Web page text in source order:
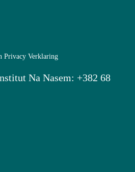
Privacy Verklaring
Na Nasem: +382 68